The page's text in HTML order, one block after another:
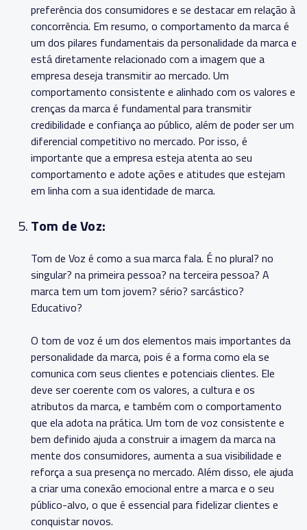
preferência dos consumidores e se destacar em relação à
concorrência. Em resumo, o comportamento da marca é
um dos pilares fundamentais da personalidade da marca e
está diretamente relacionado com a imagem que a
empresa deseja transmitir ao mercado. Um
comportamento consistente e alinhado com os valores e
crenças da marca é fundamental para transmitir
credibilidade e confiança ao público, além de poder ser um
diferencial competitivo no mercado. Por isso, é
importante que a empresa esteja atenta ao seu
comportamento e adote ações e atitudes que estejam
em linha com a sua identidade de marca.
Tom de Voz:
Tom de Voz é como a sua marca fala. É no plural? no
singular? na primeira pessoa? na terceira pessoa? A
marca tem um tom jovem? sério? sarcástico?
Educativo?
O tom de voz é um dos elementos mais importantes da
personalidade da marca, pois é a forma como ela se
comunica com seus clientes e potenciais clientes. Ele
deve ser coerente com os valores, a cultura e os
atributos da marca, e também com o comportamento
que ela adota na prática. Um tom de voz consistente e
bem definido ajuda a construir a imagem da marca na
mente dos consumidores, aumenta a sua visibilidade e
reforça a sua presença no mercado. Além disso, ele ajuda
a criar uma conexão emocional entre a marca e o seu
público-alvo, o que é essencial para fidelizar clientes e
conquistar novos.